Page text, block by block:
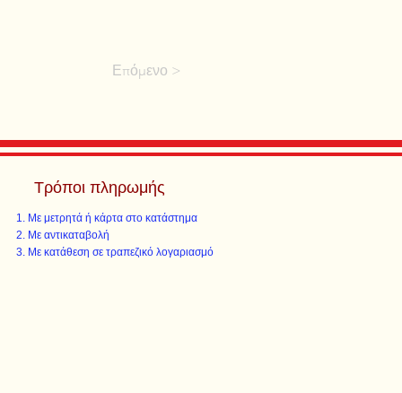
Επόμενο >
Τρόποι πληρωμής
Με μετρητά ή κάρτα στο κατάστημα
Με αντικαταβολή
Με κατάθεση σε τραπεζικό λογαριασμό